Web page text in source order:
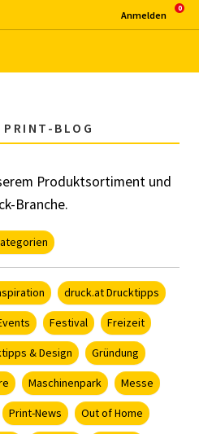
An­mel­den
PRINT-BLOG
Produktsortiment und
Branche.
druck.at Drucktipps
Festival Freizeit
& Design Gründung
Maschinenpark Messe
Print-News Out of Home